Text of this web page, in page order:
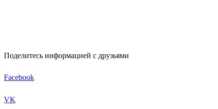
Поделитесь информацией с друзьями
Facebook
VK